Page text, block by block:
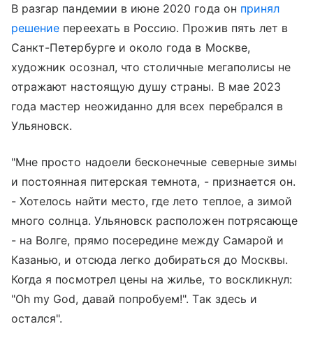
В разгар пандемии в июне 2020 года он принял
решение переехать в Россию. Прожив пять лет в
Санкт-Петербурге и около года в Москве,
художник осознал, что столичные мегаполисы не
отражают настоящую душу страны. В мае 2023
года мастер неожиданно для всех перебрался в
Ульяновск.
"Мне просто надоели бесконечные северные зимы
и постоянная питерская темнота, - признается он.
- Хотелось найти место, где лето теплое, а зимой
много солнца. Ульяновск расположен потрясающе
- на Волге, прямо посередине между Самарой и
Казанью, и отсюда легко добираться до Москвы.
Когда я посмотрел цены на жилье, то воскликнул:
"Oh my God, давай попробуем!". Так здесь и
остался".